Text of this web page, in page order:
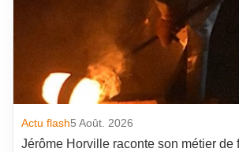
Actu flash5 Août. 2026
Jérôme Horville raconte son métier de